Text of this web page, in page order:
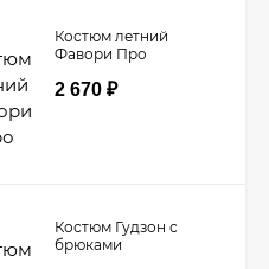
Костюм летний
Фавори Про
2 670 ₽
Костюм Гудзон с
брюками